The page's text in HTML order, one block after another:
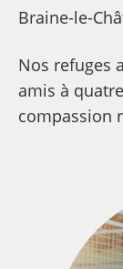
Braine-le-
Nos refuges
amis à
compassion